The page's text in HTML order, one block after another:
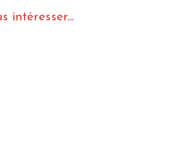
intéresser...